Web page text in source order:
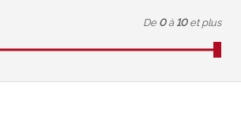
De 0 à 10 et plus